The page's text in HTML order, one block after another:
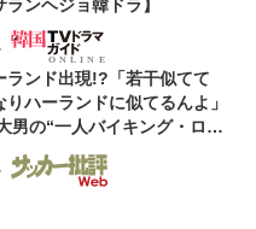
ンヘジョ韓ドラ】
ランド出現!?「若干似てて
ハーランドに似てるんよ」
男の“一人バイキング・ロ
気をもらった」